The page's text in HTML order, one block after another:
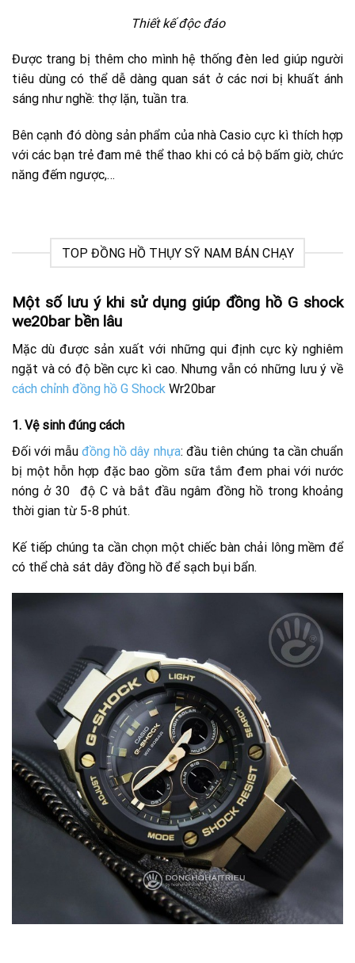
Thiết kế độc đáo
Được trang bị thêm cho mình hệ thống đèn led giúp người
tiêu dùng có thể dễ dàng quan sát ở các nơi bị khuất ánh
sáng như nghề: thợ lặn, tuần tra.
Bên cạnh đó dòng sản phẩm của nhà Casio cực kì thích hợp
với các bạn trẻ đam mê thể thao khi có cả bộ bấm giờ, chức
năng đếm ngược,…
TOP ĐỒNG HỒ THỤY SỸ NAM BÁN CHẠY
Một số lưu ý khi sử dụng giúp đồng hồ G shock
we20bar bền lâu
Mặc dù được sản xuất với những qui định cực kỳ nghiêm
ngặt và có độ bền cực kì cao. Nhưng vẫn có những lưu ý về
cách chỉnh đồng hồ G Shock Wr20bar
1. Vệ sinh đúng cách
Đối với mẫu đồng hồ dây nhựa: đầu tiên chúng ta cần chuẩn
bị một hỗn hợp đặc bao gồm sữa tắm đem phai với nước
nóng ở 30 độ C và bắt đầu ngâm đồng hồ trong khoảng
thời gian từ 5-8 phút.
Kế tiếp chúng ta cần chọn một chiếc bàn chải lông mềm để
có thể chà sát dây đồng hồ để sạch bụi bẩn.